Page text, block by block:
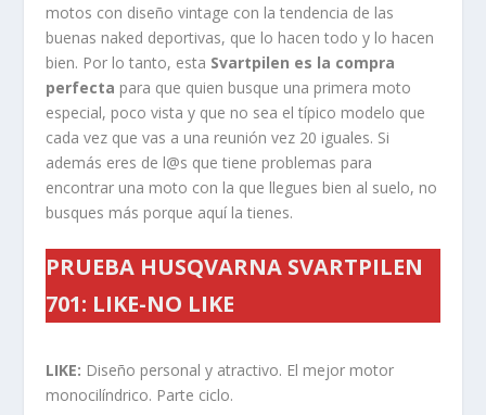
motos con diseño vintage con la tendencia de las
buenas naked deportivas, que lo hacen todo y lo hacen
bien. Por lo tanto, esta Svartpilen es la compra
perfecta para que quien busque una primera moto
especial, poco vista y que no sea el típico modelo que
cada vez que vas a una reunión vez 20 iguales. Si
además eres de l@s que tiene problemas para
encontrar una moto con la que llegues bien al suelo, no
busques más porque aquí la tienes.
PRUEBA HUSQVARNA SVARTPILEN
701: LIKE-NO LIKE
LIKE: Diseño personal y atractivo. El mejor motor
monocilíndrico. Parte ciclo.